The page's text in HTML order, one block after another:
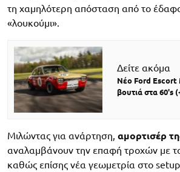
τη χαμηλότερη απόσταση από το
«λουκούμι».
Δείτε ακόμα
Νέο Ford Escort
βουτιά στα 60's
Μιλώντας για ανάρτηση, αμορτισέρ
αναλαμβάνουν την επαφή τροχών με
καθώς επίσης νέα γεωμετρία στο